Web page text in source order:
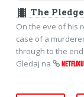
theaters The Pledge
On the eve of his
case of a
through to the end.
Gledaj na
NETFLIXU